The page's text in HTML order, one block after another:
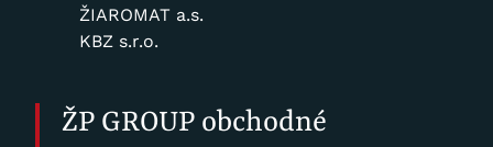
ŽIAROMAT a.s.
KBZ s.r.o.
ŽP GROUP obchodné